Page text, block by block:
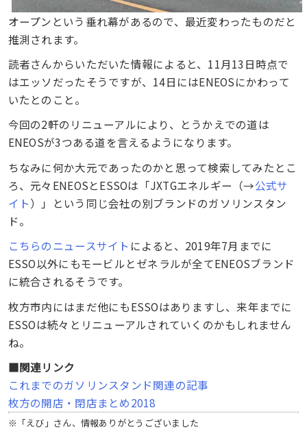
オープンという垂れ幕があるので、最近変わったものだと
推測されます。
読者さんからいただいた情報によると、11月13日時点で
はエッソだったそうですが、14日にはENEOSにかわって
いたとのこと。
今回の2軒のリニューアルにより、とうかえでの道は
ENEOSが3つある道を言えるようになります。
ちなみに何か大元であったのかと思って検索してみたとこ
ろ、元々ENEOSとESSOは「JXTGエネルギー（→公式サ
イト）」という同じ会社の別ブランドのガソリンスタン
ド。
こちらのニュースサイト によると、2019年7月までに
ESSO以外にもモービルとゼネラルが全てENEOSブランド
に統合されるそうです。
枚方市内にはまだ他にもESSOはありますし、来年までに
ESSOは続々とリニューアルされていくのかもしれません
ね。
■関連リンク
これまでのガソリンスタンド関連の記事
枚方の開店・閉店まとめ2018
※「えび」さん、情報ありがとうございました